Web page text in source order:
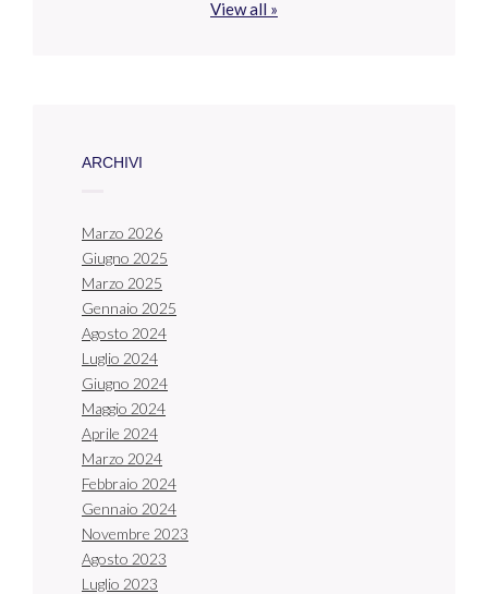
View all »
ARCHIVI
Marzo 2026
Giugno 2025
Marzo 2025
Gennaio 2025
Agosto 2024
Luglio 2024
Giugno 2024
Maggio 2024
Aprile 2024
Marzo 2024
Febbraio 2024
Gennaio 2024
Novembre 2023
Agosto 2023
Luglio 2023